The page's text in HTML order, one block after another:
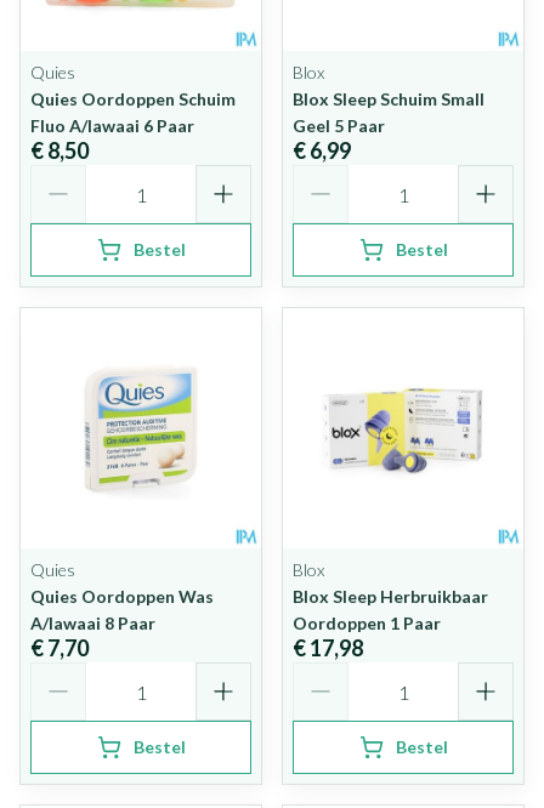
Quies
Quies Oordoppen Schuim
Fluo A/lawaai 6 Paar
€ 8,50
Bestel
Blox
Blox Sleep Schuim Small
Geel 5 Paar
€ 6,99
Bestel
Quies
Quies Oordoppen Was
A/lawaai 8 Paar
€ 7,70
Bestel
Blox
Blox Sleep Herbruikbaar
Oordoppen 1 Paar
€ 17,98
Bestel